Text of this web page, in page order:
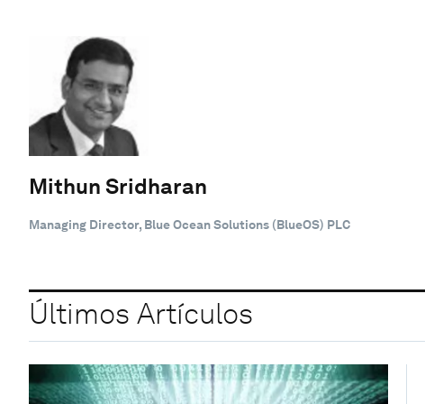
Mithun Sridharan
Managing Director, Blue Ocean Solutions (BlueOS) PLC
Últimos Artículos